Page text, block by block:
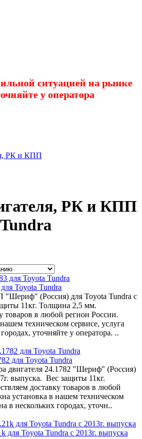
ситуацией на рынке
у оператора
РК и КПП
РК и КПП
Toyota Tundra
(Россия) для Toyota Tundra с
11кг. Толщина 2,5 мм.
товаров в любой регион России.
техническом сервисе, услуга
уточняйте у оператора. ..
для Toyota Tundra
двигателя 24.1782 "Шериф" (Россия)
выпуска. Вес защиты 11кг.
доставку товаров в любой
установка в нашем техническом
в нескольких городах, уточн..
для Toyota Tundra с 2013г. выпуска